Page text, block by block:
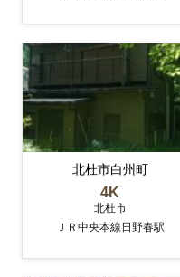
北杜市白州町
4K
北杜市
ＪＲ中央本線日野春駅